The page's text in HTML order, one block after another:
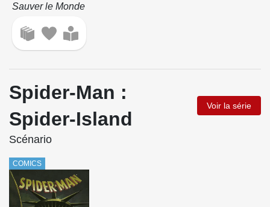
Sauver le Monde
Spider-Man :
Spider-Island
Voir la série
Scénario
COMICS